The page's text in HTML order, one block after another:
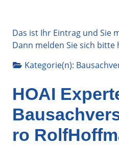
Das ist Ihr Eintrag und Sie
Dann melden Sie sich bitte
Kategorie(n):
HOAI
ro